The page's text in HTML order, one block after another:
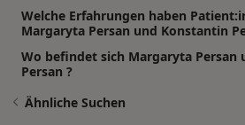
Welche Erfahrungen haben
Margaryta Persan und Konstantin
Wo befindet sich Margaryta Persan
Persan ?
Ähnliche Suchen